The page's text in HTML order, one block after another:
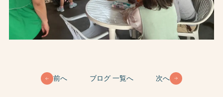
前へ ブログ 一覧へ 次へ